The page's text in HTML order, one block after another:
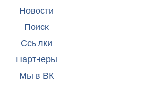
Новости
Поиск
Ссылки
Партнеры
Мы в ВК